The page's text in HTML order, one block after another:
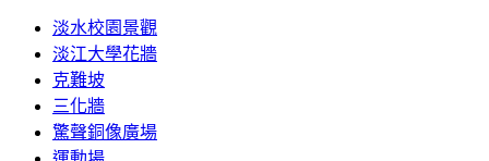
淡水校園景觀
淡江大學花牆
克難坡
三化牆
驚聲銅像廣場